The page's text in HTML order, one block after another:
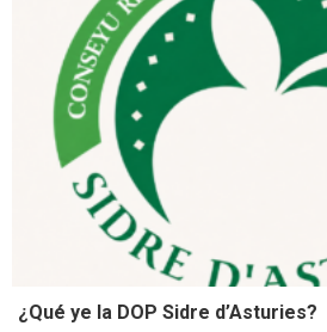
¿Qué ye la DOP Sidre d’Asturies?